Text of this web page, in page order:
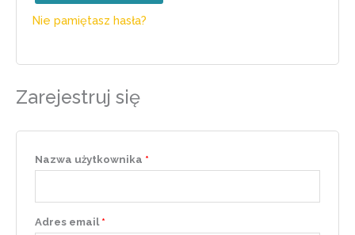
Nie pamiętasz hasła?
Zarejestruj się
Nazwa użytkownika *
Adres email *